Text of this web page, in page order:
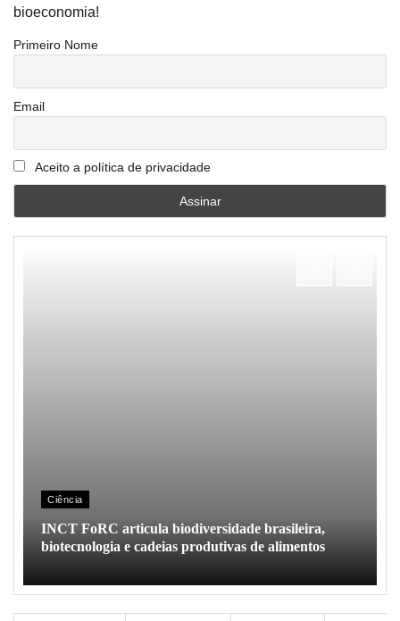
bioeconomia!
Primeiro Nome
Email
Aceito a política de privacidade
Ciência
INCT FoRC articula biodiversidade brasileira,
biotecnologia e cadeias produtivas de alimentos